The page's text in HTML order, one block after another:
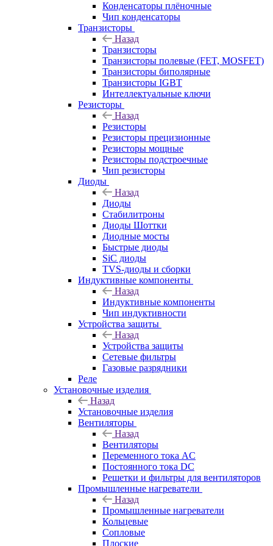
Конденсаторы плёночные
Чип конденсаторы
Транзисторы
Назад
Транзисторы
Транзисторы полевые (FET, MOSFET)
Транзисторы биполярные
Транзисторы IGBT
Интеллектуальные ключи
Резисторы
Назад
Резисторы
Резисторы прецизионные
Резисторы мощные
Резисторы подстроечные
Чип резисторы
Диоды
Назад
Диоды
Стабилитроны
Диоды Шоттки
Диодные мосты
Быстрые диоды
SiC диоды
TVS-диоды и сборки
Индуктивные компоненты
Назад
Индуктивные компоненты
Чип индуктивности
Устройства защиты
Назад
Устройства защиты
Сетевые фильтры
Газовые разрядники
Реле
Установочные изделия
Назад
Установочные изделия
Вентиляторы
Назад
Вентиляторы
Переменного тока AC
Постоянного тока DC
Решетки и фильтры для вентиляторов
Промышленные нагреватели
Назад
Промышленные нагреватели
Кольцевые
Сопловые
Плоские